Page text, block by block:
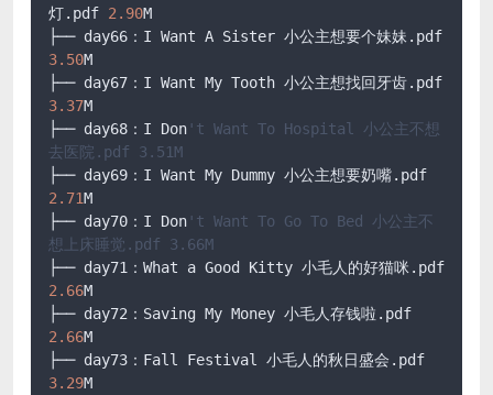
灯.pdf 2.90M
3.50M
3.37M
├── day68：I Don 't Want To Hospital 小公主不想
去医院.pdf 3.51M
2.71M
├── day70：I Don 't Want To Go To Bed 小公主不
想上床睡觉.pdf 3.66M
2.66M
2.66M
3.29M